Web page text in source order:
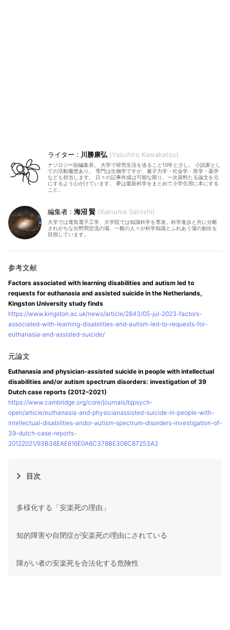
川勝康弘 Yasuhiro Kawakatsu
ナゾロジー副編集長。 大学で研究生活を送ること10年と少し。 小説家とし
ての活動履歴あり。 専門は生物学ですが、量子力学・社会学・医学・薬学
なども担当します。 日々の記事作成は可能な限り、一次資料たる論文を元
にするよう心がけています。 夢は最新科学をまとめて小学生用に本にする
こと。
海沼 賢 Kainuma Satoshi
大学では電気電子工学、大学院では知識科学を専攻。科学進歩と共に分断
されがちな分野間交流の場、一般の人々が科学知識とふれあう場の創出を
目指しています。
Factors associated with learning disabilities and autism led to
requests for euthanasia and assisted suicide in the Netherlands,
Kingston University study finds
https://www.kingston.ac.uk/news/article/2843/05-jul-2023-factors-
associated-with-learning-disabilities-and-autism-led-to-requests-for-
euthanasia-and-assisted-suicide/
Euthanasia and physician-assisted suicide in people with intellectual
disabilities and/or autism spectrum disorders: investigation of 39
Dutch case reports (2012–2021)
https://www.cambridge.org/core/journals/bjpsych-
open/article/euthanasia-and-physicianassisted-suicide-in-people-with-
intellectual-disabilities-andor-autism-spectrum-disorders-investigation-of-
39-dutch-case-reports-
20122021/93B38EAE616E0A6C378BE308C87253A2
目次
多様化する「安楽死の理由」
知的障害や自閉症が安楽死の理由にされている
障がい者の安楽死を合法化する危険性